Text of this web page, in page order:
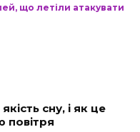
що летіли атакувати
сну, і як це
повітря